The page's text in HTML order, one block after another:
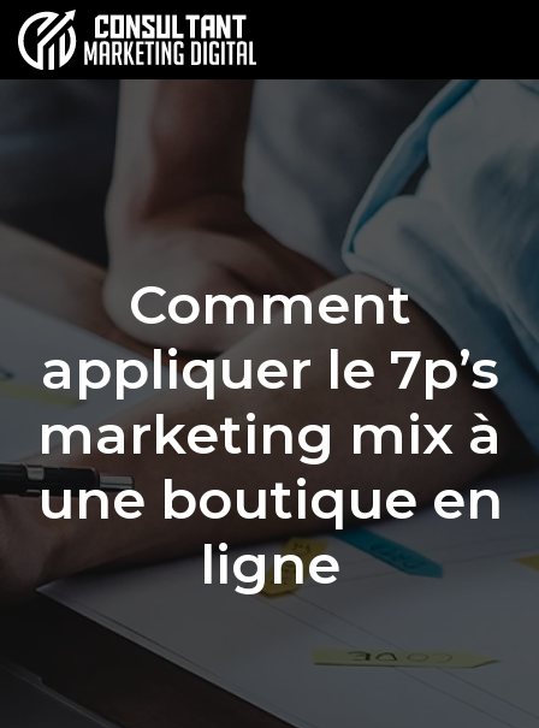
Comment
appliquer le 7p’s
marketing mix à
une boutique en
ligne